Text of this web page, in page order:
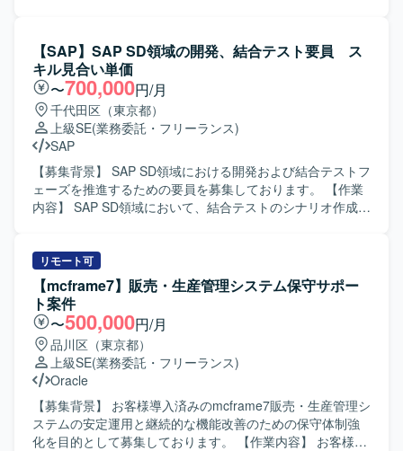
も成長の機会がある案件です。 【開発環境】 詳細な開発環
境は別途お打ち合わせ時に共有させていただきます。
計、帳票設計、機能設計）を中心に対応いただきます。 現
行プロジェクトでは、基本設計完了後の詳細設計以降を主
に担当いただく予定です。 スキルやご希望に応じて、開発
からテストまで一貫してご対応いただくこともご相談可能
です。 大規模パッケージ特有の仕様や作法については説明
を受けながら進めていただきます。 上位会社のリーダーの
指示のもとで作業を実施いただきます。 【求める人物像】
パッケージ固有の仕様をキャッチアップしながら、主体的
に設計内容を整理し進行いただける方を求めております。
関係者とのコミュニケーションを取りながら、仕様理解と
の設計経験を積むことができます。 スキルや希望に応じ
て、設計だけでなく開発からテストまで一貫して関わるこ
とで、上流から下流まで幅広い工程を経験できます。 長期
的な参画を通じて、業務知識とパッケージ知見を深めるこ
とができます。 【開発環境】 販売・在庫管理PKGシステム
環境上での設計作業となり、大規模パッケージの仕様や作
法については既存ドキュメントおよび説明を受けながら進
行していただきます。
【SAP】SAP SD領域の開発、結合テスト要員 ス
キル見合い単価
〜700,000円/月
千代田区（東京都）
上級SE(業務委託・フリーランス)
SAP
【募集背景】 SAP SD領域における開発および結合テストフ
ェーズを推進するための要員を募集しております。 【作業
内容】 SAP SD領域において、結合テストのシナリオ作成お
ョンに参加し、仕様確認やテスト観点のすり合わせなどを
行いながら、品質確保に向けたテストおよび開発を実施し
ていただきます。 【求める人物像】 SAP SDおよびABAPに
関する豊富な経験をお持ちで、自ら課題を整理しながらテ
ストシナリオを構築できる方を求めております。顧客との
コミュニケーションを円滑に行いながら、関係者と協調し
て業務を進めていただける方が望ましいです。 【ポジショ
ンの魅力】 SAP SD領域における結合テストおよびABAP開
発を一貫して担当することで、業務知識と技術スキルの双
方を高めていただけます。顧客との直接セッションを通じ
て、上流からテストまでの一連の工程に関与できる環境で
リモート可
【mcframe7】販売・生産管理システム保守サポー
ト案件
〜500,000円/月
品川区（東京都）
上級SE(業務委託・フリーランス)
Oracle
【募集背景】 お客様導入済みのmcframe7販売・生産管理シ
ステムの安定運用と継続的な機能改善のための保守体制強
化を目的として募集しております。 【作業内容】 お客様が